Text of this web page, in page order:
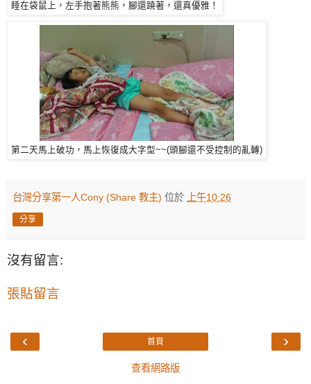
睡在袋鼠上，左手抱著熊熊，腳還蹺著，還真優雅！
第二天馬上破功，馬上恢復成大字型~~(頭腳還不受控制的亂轉)
台灣分享第一人Cony (Share 教主) 位於 上午10:26
分享
沒有留言:
張貼留言
‹ ›
首頁
查看網路版